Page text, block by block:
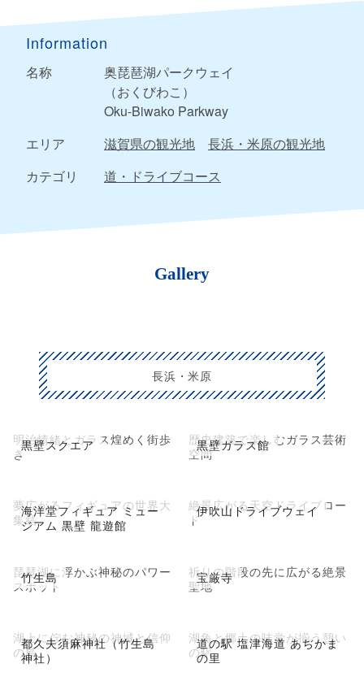
Information
名称
奥琵琶湖パークウェイ
（おくびわこ）
Oku-Biwako Parkway
エリア
滋賀県の観光地
長浜・米原の観光地
カテゴリ
道・ドライブコース
Gallery
長浜・米原
黒壁スクエア
明治情緒とガラス煌めく街歩
き
黒壁ガラス館
歴史建築で楽しむガラス芸術
空間
海洋堂フィギュア ミュー
ジアム 黒壁 龍遊館
夢広がるフィギュアの世界大
集結
伊吹山ドライブウェイ
絶景広がる天空ドライブロー
ド
竹生島
琵琶湖に浮かぶ神秘のパワー
スポット
宝厳寺
祈りの階段の先に広がる絶景
聖地
都久夫須麻神社（竹生島
神社）
湖上に佇む神秘の神域と信仰
の島
道の駅 塩津海道 あぢかま
の里
湖魚と郷土の味覚が揃う憩い
の駅